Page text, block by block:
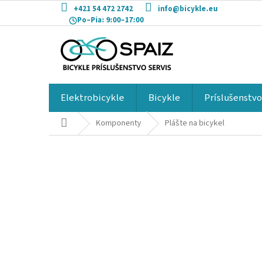
obsah
+421 54 472 2742
info@bicykle.eu
Po–Pia: 9:00–17:00
Elektrobicykle Bicykle Príslušenstvo
DomovKomponenty Plášte na bicykel